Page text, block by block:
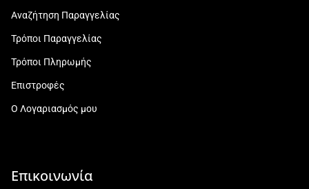
Αναζήτηση Παραγγελίας
Τρόποι Παραγγελίας
Τρόποι Πληρωμής
Επιστροφές
Ο Λογαριασμός μου
Επικοινωνία